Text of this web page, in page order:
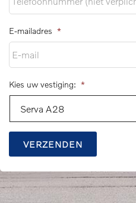
E-mailadres *
Kies uw vestiging: *
VERZENDEN